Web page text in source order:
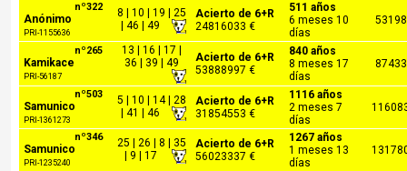
nº322
Anónimo
PRI-1155636
8 | 10 | 19 | 25
| 46 | 49
Acierto de 6+R
24816033 €
511 años
6 meses 10
días
53198
nº265
Kamikace
PRI-56187
13 | 16 | 17 |
36 | 39 | 49
Acierto de 6+R
53888997 €
840 años
8 meses 17
días
87433
nº503
Samunico
PRI-1361273
5 | 10 | 14 | 28
| 41 | 46
Acierto de 6+R
31854553 €
1116 años
2 meses 7
días
nº346
Samunico
PRI-1235240
25 | 26 | 8 | 35
| 9 | 17
Acierto de 6+R
56023337 €
1267 años
1 meses 13
días